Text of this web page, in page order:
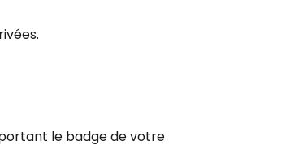
le badge de votre